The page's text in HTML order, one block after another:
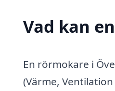
Vad kan
En rörmokare i
(Värme,